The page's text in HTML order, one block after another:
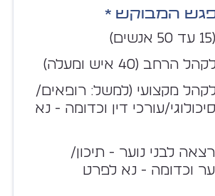
המבוקש *
(40 איש ומעלה)
מקצועי (למשל: רופאים/
עורכי דין וכדומה - נא
לבני נוער - תיכון/
וכדומה - נא לפרט